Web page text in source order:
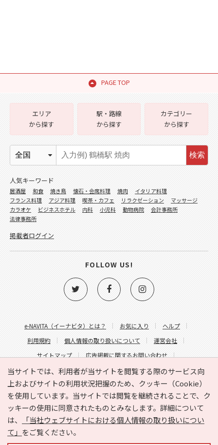
PAGE TOP
当サイトでは、利用者が当サイトを閲覧する際のサービス向
上およびサイトの利用状況把握のため、クッキー（Cookie）
を使用しています。当サイトでは閲覧を継続されることで、ク
ッキーの使用に同意されたものとみなします。詳細について
は、
「当社ウェブサイトにおける個人情報の取り扱いについ
て」 をご覧ください。
e-NAVITA（イーナビタ）とは？ お気に入り
ヘルプ
利用規約
個人情報の取り扱いについて
運営会社
サイトマップ
広告掲載に関するお問い合わせ
サイトの内容に関するお問い合わせ
エリア
から探す
駅・路線
から探す
カテゴリー
から探す
検索
人気キーワード
居酒屋 和食 焼き鳥 懐石・会席料理 焼肉
イタリア料理
フランス料理
アジア料理 喫茶・カフェ リラクゼーション
マッサージ
カラオケ
ビジネスホテル 内科 小児科 動物病院
会計事務所
法律事務所
掲載者ログイン
FOLLOW US!
Copyright © HYOJITO.Co.,Ltd. All Rights Reserved.